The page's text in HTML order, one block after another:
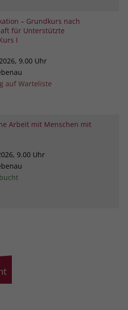
– Grundkurs nach
für Unterstützte
I
9.00 Uhr
auf Warteliste
Arbeit mit Menschen mit
9.00 Uhr